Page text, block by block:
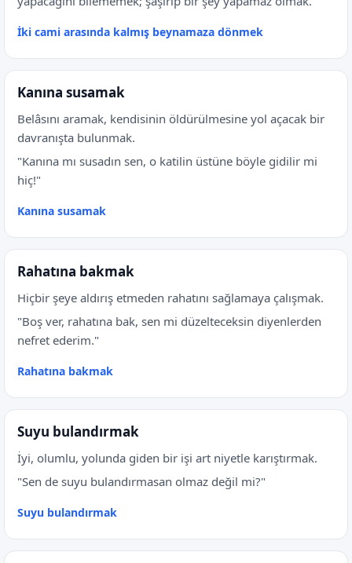
İki cami arasında kalmış beynamaza dönmek
Kanına susamak
Belâsını aramak, kendisinin öldürülmesine yol açacak bir
davranışta bulunmak.
"Kanına mı susadın sen, o katilin üstüne böyle gidilir mi
hiç!"
Kanına susamak
Rahatına bakmak
Hiçbir şeye aldırış etmeden rahatını sağlamaya çalışmak.
"Boş ver, rahatına bak, sen mi düzelteceksin diyenlerden
nefret ederim."
Rahatına bakmak
Suyu bulandırmak
İyi, olumlu, yolunda giden bir işi art niyetle karıştırmak.
"Sen de suyu bulandırmasan olmaz değil mi?"
Suyu bulandırmak